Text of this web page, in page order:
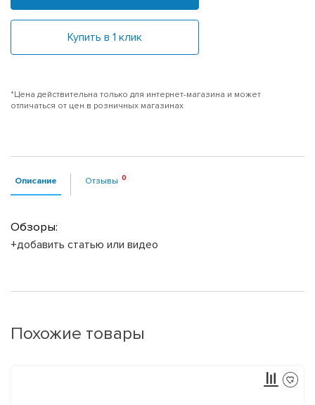
Купить в 1 клик
*Цена действительна только для интернет-магазина и может
отличаться от цен в розничных магазинах
Описание Отзывы
Обзоры:
+добавить статью или видео
Похожие товары